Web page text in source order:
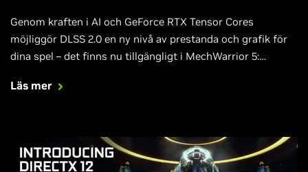
Genom kraften i AI och GeForce RTX Tensor Cores
möjliggör DLSS 2.0 en ny nivå av prestanda och grafik för
dina spel – det finns nu tillgängligt i MechWarrior 5:
Läs mer